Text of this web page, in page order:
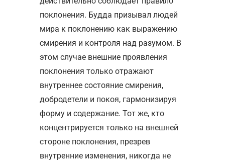
поклонения. Будда призывал людей
мира к поклонению как выражению
смирения и контроля над разумом. В
этом случае внешние проявления
поклонения только отражают
внутреннее состояние смирения,
добродетели и покоя, гармонизируя
форму и содержание. Тот же, кто
концентрируется только на внешней
стороне поклонения, презрев
внутренние изменения, никогда не